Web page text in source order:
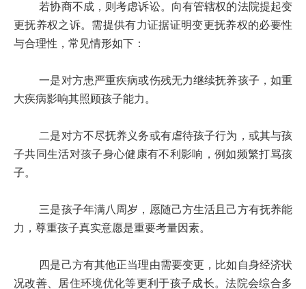
若协商不成，则考虑诉讼。向有管辖权的法院提起变
更抚养权之诉。需提供有力证据证明变更抚养权的必要性
与合理性，常见情形如下：
一是对方患严重疾病或伤残无力继续抚养孩子，如重
大疾病影响其照顾孩子能力。
二是对方不尽抚养义务或有虐待孩子行为，或其与孩
子共同生活对孩子身心健康有不利影响，例如频繁打骂孩
子。
三是孩子年满八周岁，愿随己方生活且己方有抚养能
力，尊重孩子真实意愿是重要考量因素。
四是己方有其他正当理由需要变更，比如自身经济状
况改善、居住环境优化等更利于孩子成长。法院会综合多